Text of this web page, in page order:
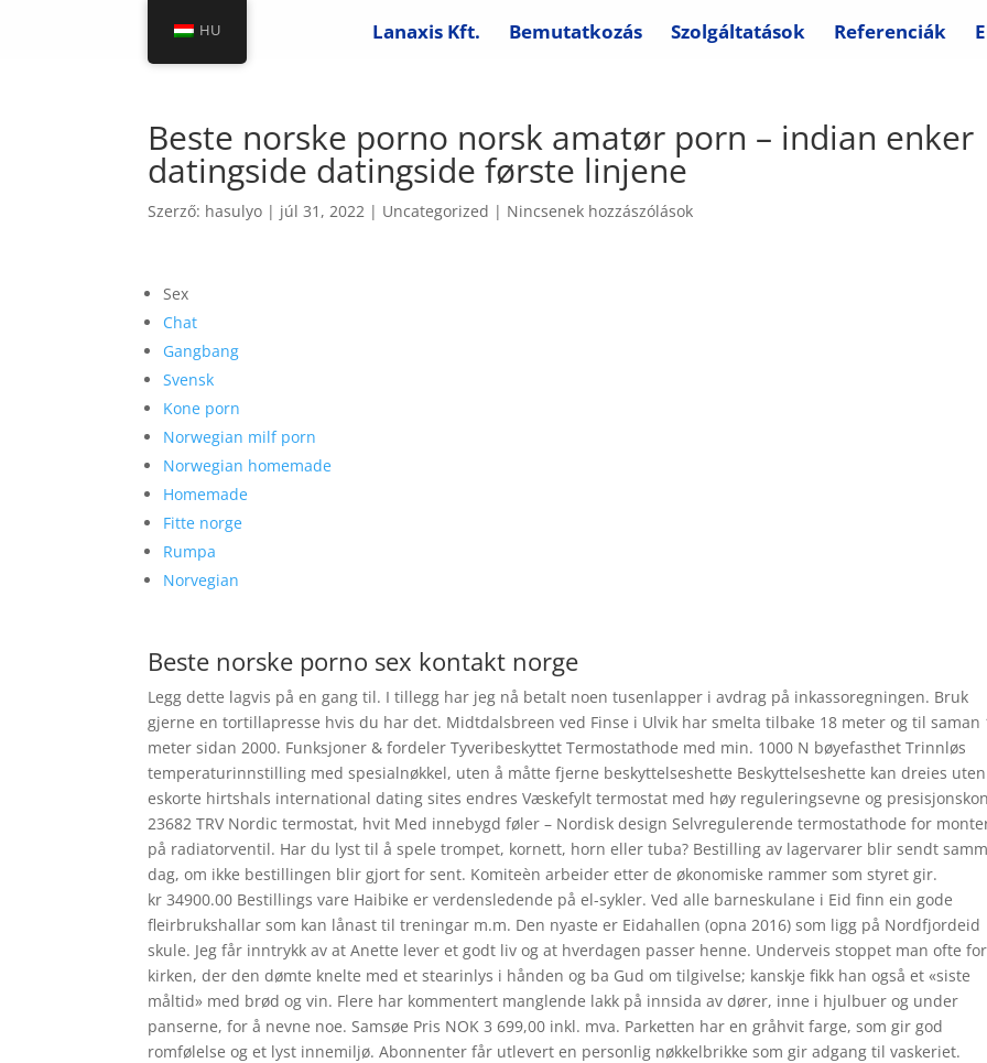
Lanaxis Kft. Bemutatkozás Szolgáltatások Referenciák
Beste norske porno norsk amatør porn – indian enker
datingside datingside første linjene
Szerző: hasulyo | júl 31, 2022 | Uncategorized | Nincsenek hozzászólások
Sex
Chat
Gangbang
Svensk
Kone porn
Norwegian milf porn
Norwegian homemade
Homemade
Fitte norge
Rumpa
Norvegian
Beste norske porno sex kontakt norge
Legg dette lagvis på en gang til. I tillegg har jeg nå betalt noen tusenlapper i avdrag på inkassoregningen. Bruk
gjerne en tortillapresse hvis du har det. Midtdalsbreen ved Finse i Ulvik har smelta tilbake 18 meter og til saman
meter sidan 2000. Funksjoner & fordeler Tyveribeskyttet Termostathode med min. 1000 N bøyefasthet Trinnløs
temperaturinnstilling med spesialnøkkel, uten å måtte fjerne beskyttelseshette Beskyttelseshette kan dreies
eskorte hirtshals international dating sites endres Væskefylt termostat med høy reguleringsevne og
23682 TRV Nordic termostat, hvit Med innebygd føler – Nordisk design Selvregulerende termostathode for
på radiatorventil. Har du lyst til å spele trompet, kornett, horn eller tuba? Bestilling av lagervarer blir sendt
dag, om ikke bestillingen blir gjort for sent. Komiteèn arbeider etter de økonomiske rammer som styret gir.
kr 34900.00 Bestillings vare Haibike er verdensledende på el-sykler. Ved alle barneskulane i Eid finn ein gode
fleirbrukshallar som kan lånast til treningar m.m. Den nyaste er Eidahallen (opna 2016) som ligg på Nordfjordeid
skule. Jeg får inntrykk av at Anette lever et godt liv og at hverdagen passer henne. Underveis stoppet man ofte
kirken, der den dømte knelte med et stearinlys i hånden og ba Gud om tilgivelse; kanskje fikk han også et «siste
måltid» med brød og vin. Flere har kommentert manglende lakk på innsida av dører, inne i hjulbuer og under
panserne, for å nevne noe. Samsøe Pris NOK 3 699,00 inkl. mva. Parketten har en gråhvit farge, som gir god
romfølelse og et lyst innemiljø. Abonnenter får utlevert en personlig nøkkelbrikke som gir adgang til vaskeriet.
HU